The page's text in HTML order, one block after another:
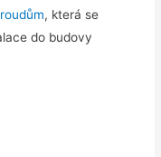
, která se
do budovy